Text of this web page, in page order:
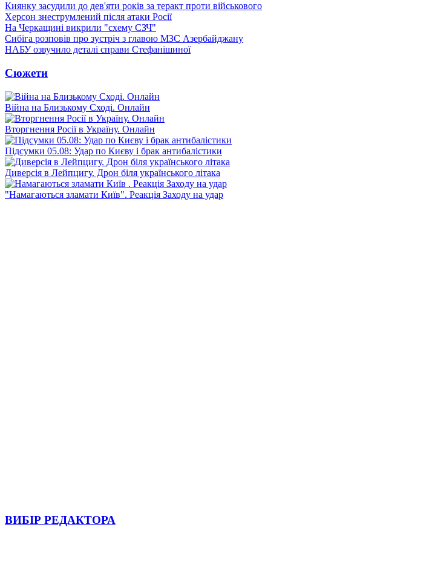
Киянку засудили до дев'яти років за теракт проти військового
Херсон знеструмлений після атаки Росії
На Черкащині викрили "схему СЗЧ"
Сибіга розповів про зустріч з главою МЗС Азербайджану
НАБУ озвучило деталі справи Стефанішиної
Сюжети
Війна на Близькому Сході. Онлайн
Вторгнення Росії в Україну. Онлайн
Підсумки 05.08: Удар по Києву і брак антибалістики
Диверсія в Лейпцигу. Дрон біля українського літака
"Намагаються зламати Київ". Реакція Заходу на удар
ВИБІР РЕДАКТОРА